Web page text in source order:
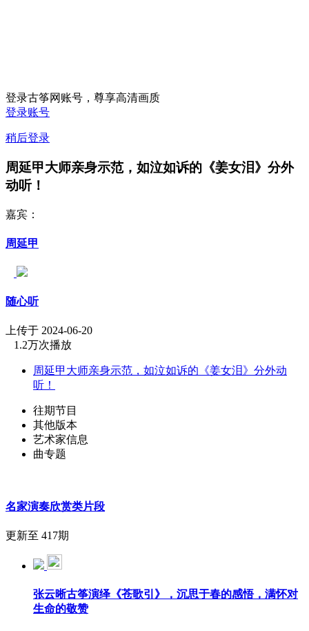
登录古筝网账号，尊享高清画质
登录账号
稍后登录
周延甲大师亲身示范，如泣如诉的《姜女泪》分外
动听！
嘉宾：
周延甲
随心听
上传于 2024-06-20
1.2万次播放
周延甲大师亲身示范，如泣如诉的《姜女泪》分外动
听！
往期节目
其他版本
艺术家信息
曲专题
名家演奏欣赏类片段
更新至 417期
张云晰古筝演绎《苍歌引》，沉思于春的感悟，满怀对
生命的敬赞